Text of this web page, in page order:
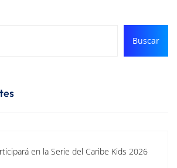
Buscar
en la Serie del Caribe Kids 2026